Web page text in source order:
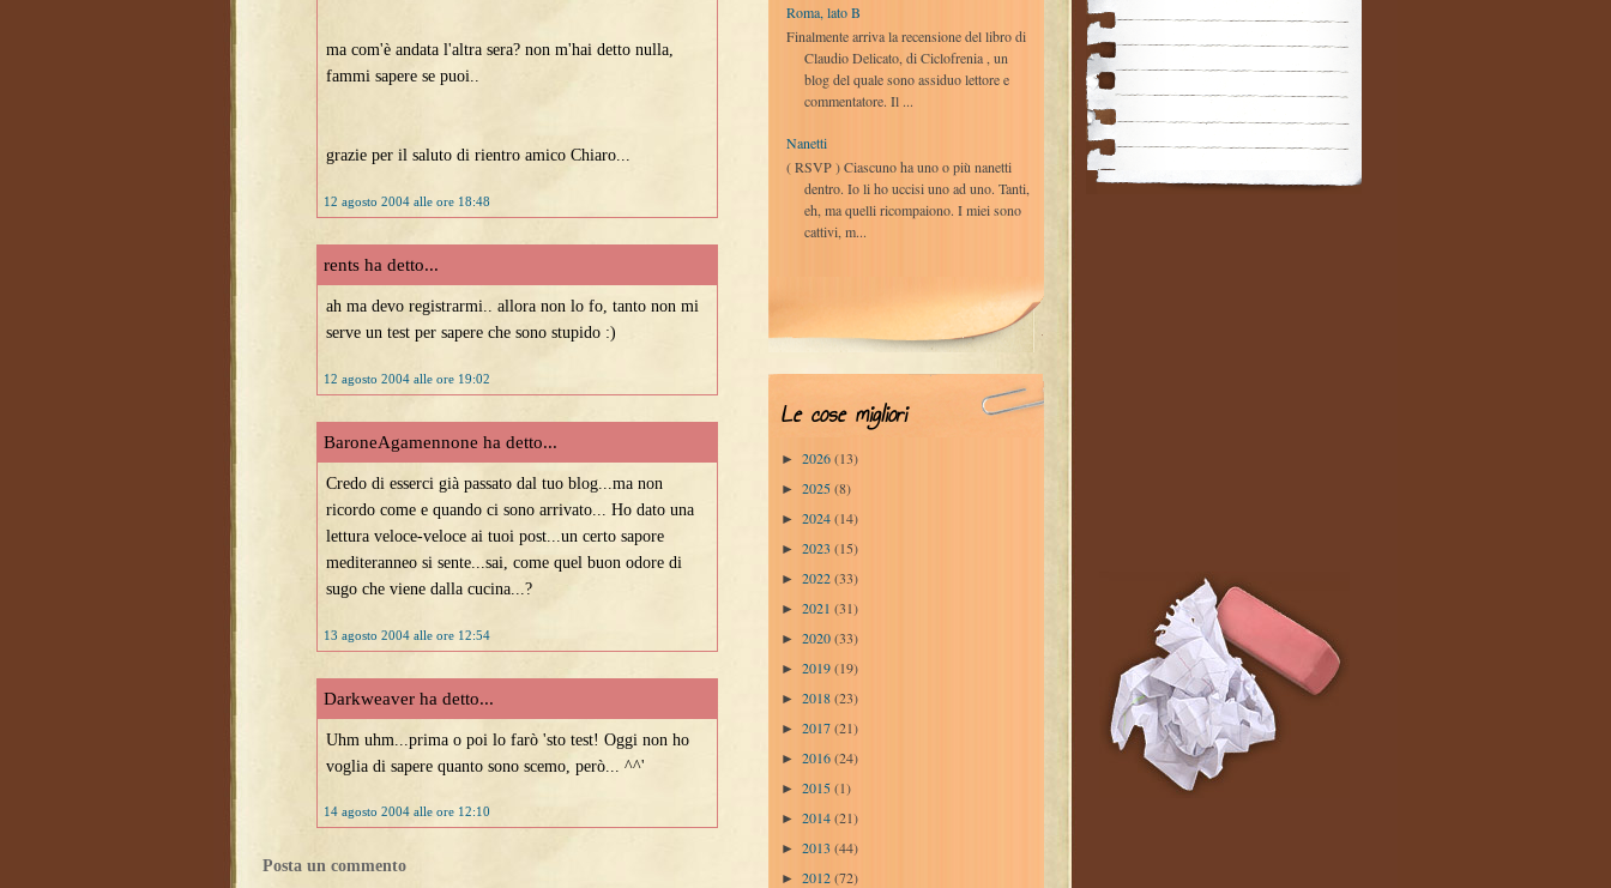
ma com'è andata l'altra sera? non m'hai detto nulla,
fammi sapere se puoi..
grazie per il saluto di rientro amico Chiaro...
12 agosto 2004 alle ore 18:48
rents ha detto...
ah ma devo registrarmi.. allora non lo fo, tanto non mi
serve un test per sapere che sono stupido :)
12 agosto 2004 alle ore 19:02
BaroneAgamennone ha detto...
Credo di esserci già passato dal tuo blog...ma non
ricordo come e quando ci sono arrivato... Ho dato una
lettura veloce-veloce ai tuoi post...un certo sapore
mediteranneo si sente...sai, come quel buon odore di
sugo che viene dalla cucina...?
13 agosto 2004 alle ore 12:54
Darkweaver ha detto...
Uhm uhm...prima o poi lo farò 'sto test! Oggi non ho
voglia di sapere quanto sono scemo, però... ^^'
14 agosto 2004 alle ore 12:10
Posta un commento
Roma, lato B
Finalmente arriva la recensione del libro di
Claudio Delicato, di Ciclofrenia , un
blog del quale sono assiduo lettore e
commentatore. Il ...
Nanetti
( RSVP ) Ciascuno ha uno o più nanetti
dentro. Io li ho uccisi uno ad uno. Tanti,
eh, ma quelli ricompaiono. I miei sono
cattivi, m...
Le cose migliori
► 2026(13)
► 2025(8)
► 2024(14)
► 2023 (15)
► 2022(33)
► 2021 (31)
► 2020(33)
► 2019(19)
► 2018(23)
► 2017(21)
► 2016(24)
► 2015(1)
► 2014(21)
► 2013 (44)
► 2012(72)